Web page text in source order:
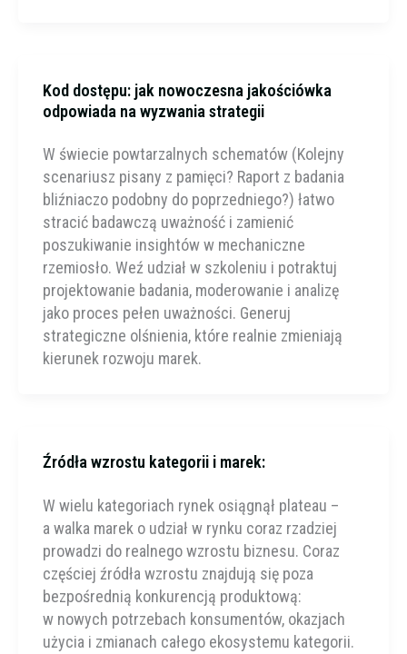
Kod dostępu: jak nowoczesna jakościówka
odpowiada na wyzwania strategii
W świecie powtarzalnych schematów (Kolejny
scenariusz pisany z pamięci? Raport z badania
bliźniaczo podobny do poprzedniego?) łatwo
stracić badawczą uważność i zamienić
poszukiwanie insightów w mechaniczne
rzemiosło. Weź udział w szkoleniu i potraktuj
projektowanie badania, moderowanie i analizę
jako proces pełen uważności. Generuj
strategiczne olśnienia, które realnie zmieniają
kierunek rozwoju marek.
Źródła wzrostu kategorii i marek:
W wielu kategoriach rynek osiągnął plateau –
a walka marek o udział w rynku coraz rzadziej
prowadzi do realnego wzrostu biznesu. Coraz
częściej źródła wzrostu znajdują się poza
bezpośrednią konkurencją produktową:
w nowych potrzebach konsumentów, okazjach
użycia i zmianach całego ekosystemu kategorii.